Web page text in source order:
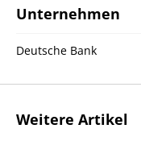
Unternehmen
Deutsche Bank
Weitere Artikel